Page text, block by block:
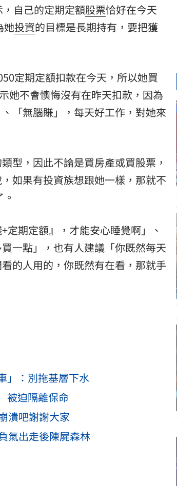
自己的定期定額股票恰好在今天
她投資的目標是長期持有，要把獲
定期定額扣款在今天，所以她買
她不會懊悔沒有在昨天扣款，因為
「無腦賺」，每天好工作，對她來
型，因此不論是買房產或買股票，
如果有投資族想跟她一樣，那就不
期定額』，才能安心睡覺啊」、
一點」，也有人建議「你既然每天
的人用的，你既然有在看，那就手
」：別拖基層下水
被迫隔離保命
潰吧謝謝大家
氣出走後陳屍森林